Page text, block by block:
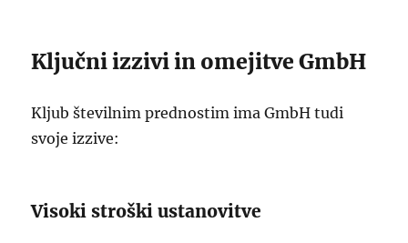
Ključni izzivi in omejitve GmbH
Kljub številnim prednostim ima GmbH tudi
svoje izzive:
Visoki stroški ustanovitve